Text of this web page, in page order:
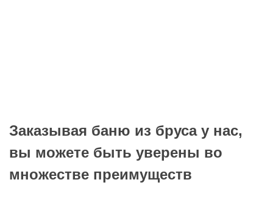
Заказывая баню из бруса у нас,
вы можете быть уверены во
множестве преимуществ